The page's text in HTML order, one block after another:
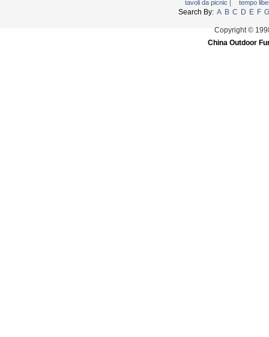
tavoli da picnic tempo
Search By: A B C D E F G
Copyright ©
China Outdoor